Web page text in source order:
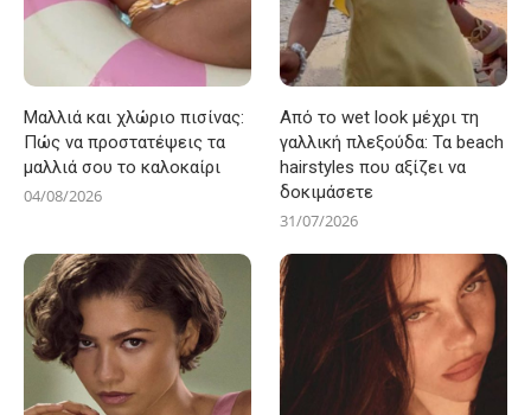
Μαλλιά και χλώριο πισίνας:
Πώς να προστατέψεις τα
μαλλιά σου το καλοκαίρι
04/08/2026
Από το wet look μέχρι τη
γαλλική πλεξούδα: Τα beach
hairstyles που αξίζει να
δοκιμάσετε
31/07/2026